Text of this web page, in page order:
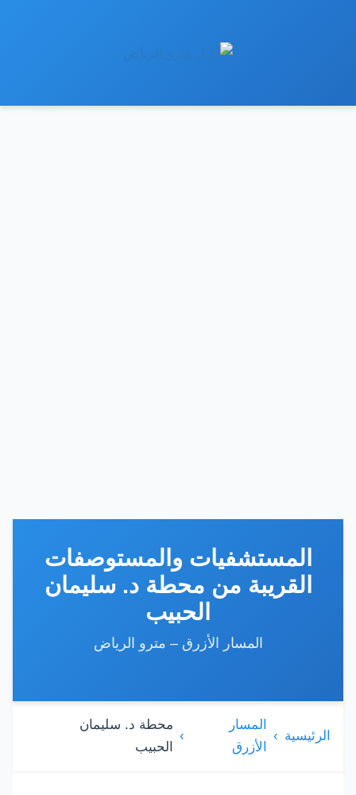
المستشفيات والمستوصفات
القريبة من محطة د. سليمان
الحبيب
المسار الأزرق – مترو الرياض
الرئيسية
المسار
الأزرق
محطة د. سليمان
الحبيب